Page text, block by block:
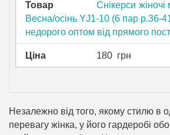
Товар
Снікерси жіночі
Весна/осінь YJ1-10 (6 пар р.36-
недорого оптом від прямого
Ціна 180 грн
Незалежно від того, якому стилю в
перевагу жінка, у його гардеробі